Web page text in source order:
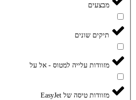
מבצעים
תיקים שונים
מזוודות עלייה למטוס - אל על
מזוודות טיסה של EasyJet